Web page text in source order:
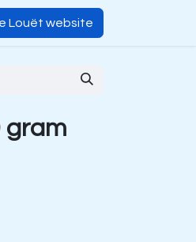
Louët website
gram